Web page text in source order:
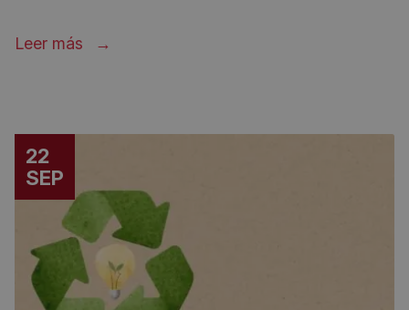
Leer más
22
SEP